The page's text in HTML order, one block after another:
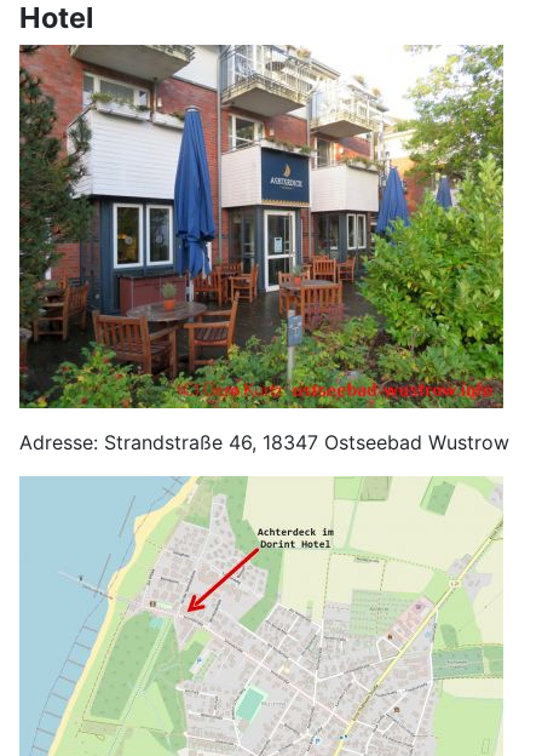
Hotel
Adresse: Strandstraße 46, 18347 Ostseebad Wustrow